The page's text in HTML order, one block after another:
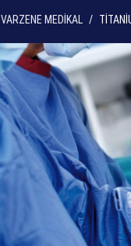
VARZENE MEDİKAL